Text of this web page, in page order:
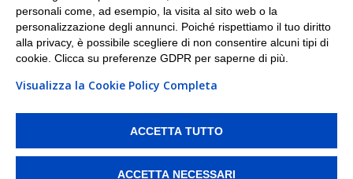
Torino|Milano|Roma|Bologna|Firenze| Genova
Napoli|Varese
PI/CF/N°Iscr.: 10821360012 | REA: RM 1494760 | Cap.Soc.: 50.000€ |
Whistleblowing|Privacy |Preferenze Cookies
ritirare i tuoi acquisti online e spedire i tuoi pacchi.
personali come, ad esempio, la visita al sito web o la
personalizzazione degli annunci. Poiché rispettiamo il tuo diritto
alla privacy, è possibile scegliere di non consentire alcuni tipi di
cookie. Clicca su preferenze GDPR per saperne di più.
Visualizza la Cookie Policy Completa
ACCETTA TUTTO
ACCETTA NECESSARI